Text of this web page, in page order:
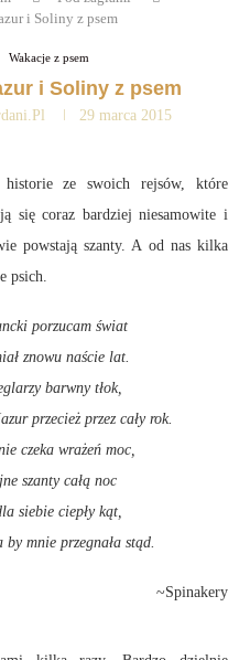
i Soliny z psem
Wakacje z psem
i Soliny z psem
29 marca 2015
ze swoich rejsów, które
się coraz bardziej niesamowite i
powstają szanty. A od nas kilka
psich.
porzucam świat
znowu naście lat.
barwny tłok,
przecież przez cały rok.
czeka wrażeń moc,
szanty całą noc
siebie ciepły kąt,
mnie przegnała stąd.
~Spinakery